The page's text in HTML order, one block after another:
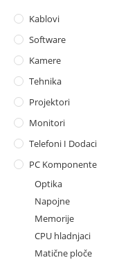
Kablovi
Software
Kamere
Tehnika
Projektori
Monitori
Telefoni I Dodaci
PC Komponente
Optika
Napojne
Memorije
CPU hladnjaci
Matične ploče